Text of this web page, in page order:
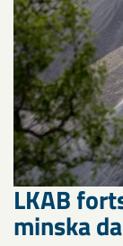
LKAB
minska